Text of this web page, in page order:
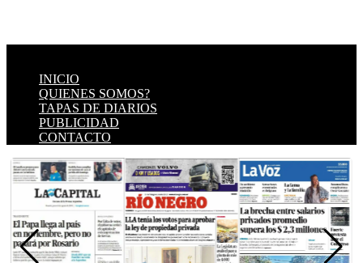
INICIO
QUIENES SOMOS?
TAPAS DE DIARIOS
PUBLICIDAD
CONTACTO